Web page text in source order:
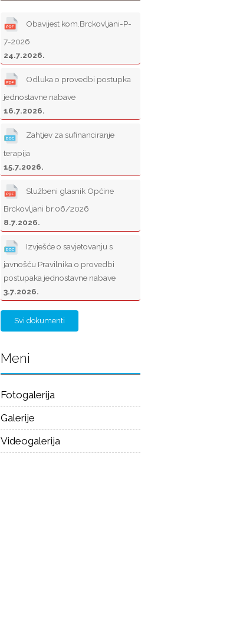
Obavijest kom.Brckovljani-P-
7-2026
24.7.2026.
Odluka o provedbi postupka
jednostavne nabave
16.7.2026.
Zahtjev za sufinanciranje
terapija
15.7.2026.
Službeni glasnik Općine
Brckovljani br.06/2026
8.7.2026.
Izvješće o savjetovanju s
javnošću Pravilnika o provedbi
postupaka jednostavne nabave
3.7.2026.
Svi dokumenti
Meni
Fotogalerija
Galerije
Videogalerija